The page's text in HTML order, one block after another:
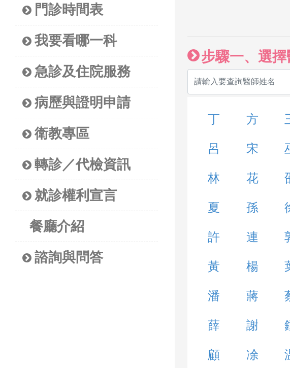
門診時間表
我要看哪一科
急診及住院服務
病歷與證明申請
衛教專區
轉診／代檢資訊
就診權利宣言
餐廳介紹
諮詢與問答
步驟一、選
丁 方
呂 宋
林 花
夏 孫
許 連
黃 楊
潘 蔣
薛 謝
顧 凃